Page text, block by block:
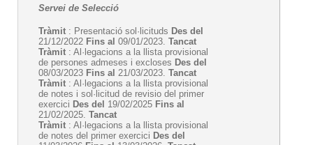
Servei de Selecció
Tràmit : Presentació sol·licituds Des del
21/12/2022 Fins al 09/01/2023. Tancat
Tràmit : Al·legacions a la llista provisional
de persones admeses i excloses Des del
08/03/2023 Fins al 21/03/2023. Tancat
Tràmit : Al·legacions a la llista provisional
de notes i sol·licitud de revisio del primer
exercici Des del 19/02/2025 Fins al
21/02/2025. Tancat
Tràmit : Al·legacions a la llista provisional
de notes del primer exercici Des del